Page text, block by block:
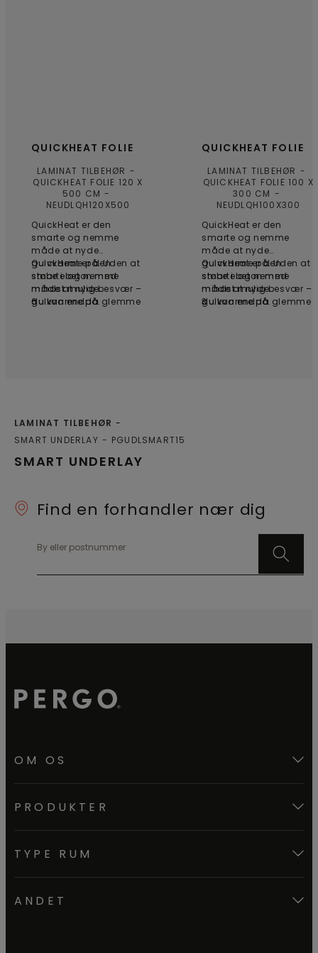
QUICKHEAT FOLIE
LAMINAT TILBEHØR
QUICKHEAT FOLIE 120 X
500 CM
NEUDLQH120X500
QuickHeat er den
smarte og nemme
måde at nyde
gulvvarme på. Uden at
støbe i beton med
mindst mulig besvær –
du kan endda glemme
QuickHeat er den
smarte og nemme
måde at nyde
gulvvarme på.
6
QUICKHEAT FOLIE
LAMINAT TILBEHØR
QUICKHEAT FOLIE 100 X
300 CM
NEUDLQH100X300
QuickHeat er den
smarte og nemme
måde at nyde
gulvvarme på. Uden at
støbe i beton med
mindst mulig besvær –
du kan endda glemme
QuickHeat er den
smarte og nemme
måde at nyde
gulvvarme på.
3
SMART UNDERLAY
LAMINAT TILBEHØR
SMART UNDERLAY
PGUDLSMART15
Find en forhandler nær dig
By eller postnummer
OM OS
PRODUKTER
TYPE RUM
ANDET